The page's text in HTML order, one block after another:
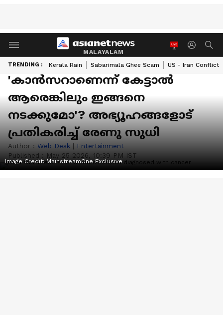
MALAYALAM
TRENDING : Kerala Rain Sabarimala Ghee Scam US - Iran Conflict
'കാൻസറാണെന്ന് കേട്ടാൽ
ആരെങ്കിലും ഇങ്ങനെ
നടക്കുമോ'? അഭ്യൂഹങ്ങളോട്
പ്രതികരിച്ച് രേണു സുധി
Author : Web Desk | Entertainment
Published : May 25 2026, 10:39 PM IST
Image Credit:MainstreamOne Exclusive